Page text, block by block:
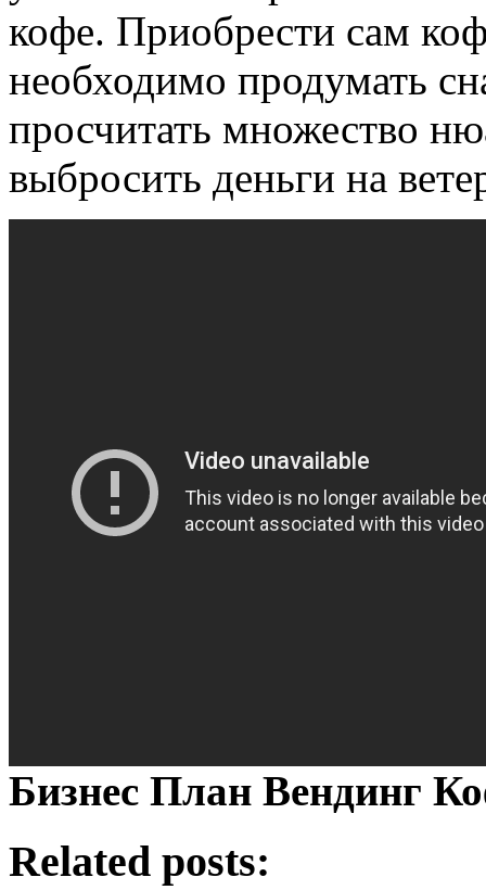
кофе. Приобрести сам
необходимо продумать
просчитать множество
выбросить деньги на
Бизнес План Вендинг
Related posts: